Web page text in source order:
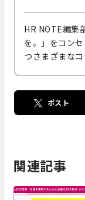
HR NOTE編集
を。」をコン
つさまざまな
ポスト
関連記事